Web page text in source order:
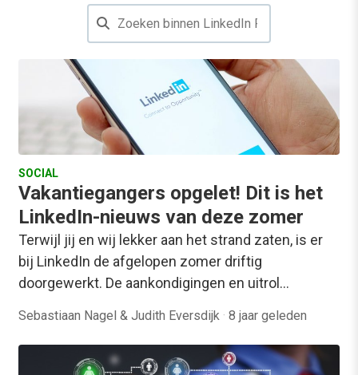
SOCIAL
Vakantiegangers opgelet! Dit is het
LinkedIn-nieuws van deze zomer
Terwijl jij en wij lekker aan het strand zaten, is er
bij LinkedIn de afgelopen zomer driftig
doorgewerkt. De aankondigingen en uitrol…
Sebastiaan Nagel & Judith Eversdijk · 8 jaar geleden